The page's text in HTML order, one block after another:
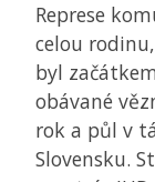
Represe
celou
byl
obávané
rok a půl v
Slovensku.